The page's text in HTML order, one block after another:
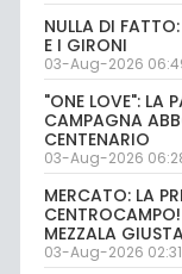
NULLA DI
E I GIRONI
03-Aug-2026
"ONE LOVE": LA
CAMPAGNA
CENTENARIO
03-Aug-2026
MERCATO: LA
MEZZALA
03-Aug-2026 02:31